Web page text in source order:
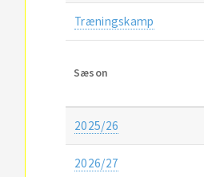
Træningskamp
Sæson
2025/26
2026/27